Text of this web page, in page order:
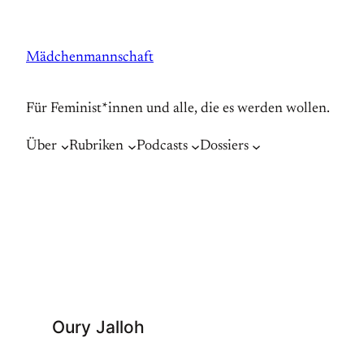
springen
Mädchenmannschaft
Für Feminist*innen und alle, die es werden wollen.
Über Rubriken Podcasts Dossiers
Oury Jalloh